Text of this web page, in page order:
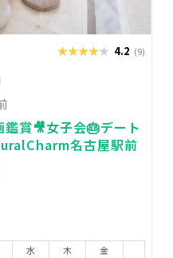
★★★★★
★★★★★ 4.2 (9)
賞🎥女子会🎂デート
名古屋駅前
水
木
金